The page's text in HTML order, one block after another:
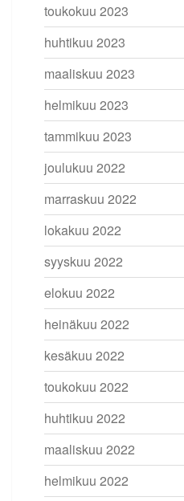
toukokuu 2023
huhtikuu 2023
maaliskuu 2023
helmikuu 2023
tammikuu 2023
joulukuu 2022
marraskuu 2022
lokakuu 2022
syyskuu 2022
elokuu 2022
heinäkuu 2022
kesäkuu 2022
toukokuu 2022
huhtikuu 2022
maaliskuu 2022
helmikuu 2022